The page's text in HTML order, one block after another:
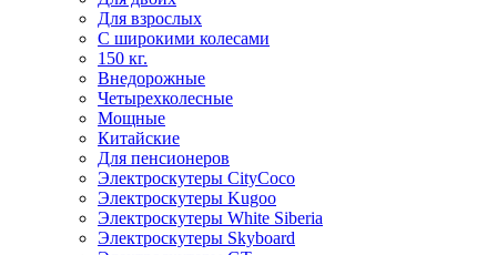
Для взрослых
С широкими колесами
150 кг.
Внедорожные
Четырехколесные
Мощные
Китайские
Для пенсионеров
Электроскутеры CityCoco
Электроскутеры Kugoo
Электроскутеры White Siberia
Электроскутеры Skyboard